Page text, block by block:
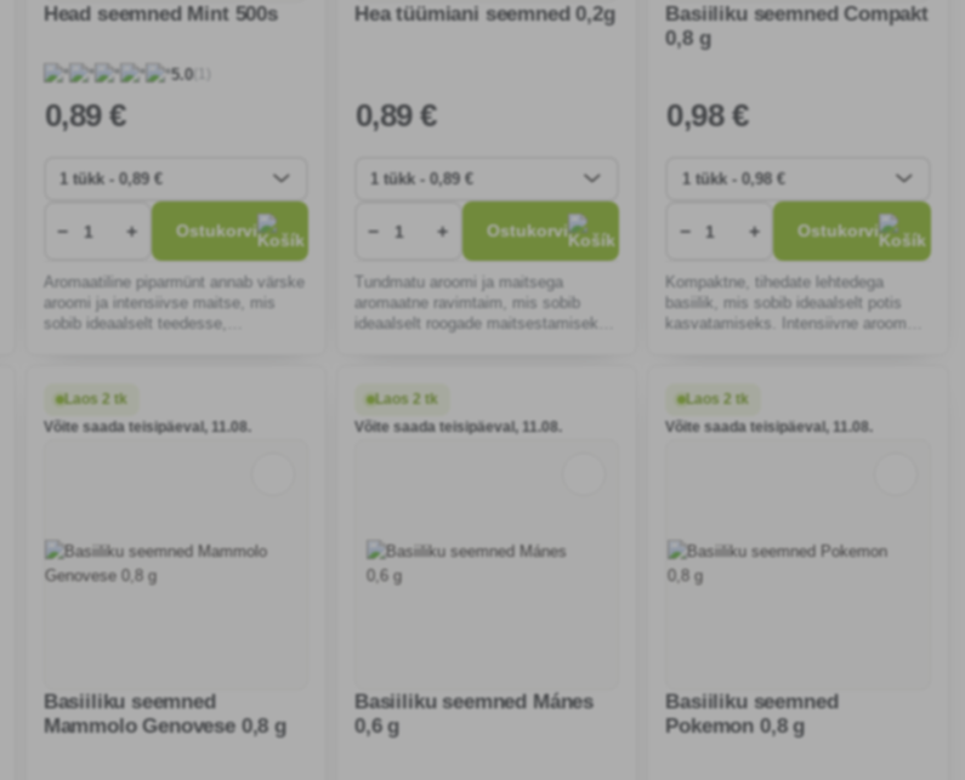
Head seemned Mint 500s
5.0(1)
0,89 €
− + Ostukorvi
Aromaatiline piparmünt annab värske
aroomi ja intensiivse maitse, mis
sobib ideaalselt teedesse,
Hea tüümiani seemned 0,2g
0,89 €
− + Ostukorvi
Tundmatu aroomi ja maitsega
aromaatne ravimtaim, mis sobib
ideaalselt roogade maitsestamiseks.
Basiiliku seemned Compakt
0,8 g
0,98 €
− + Ostukorvi
Kompaktne, tihedate lehtedega
basiilik, mis sobib ideaalselt potis
kasvatamiseks. Intensiivne aroom
Laos 2 tk
Võite saada teisipäeval, 11.08.
Basiiliku seemned
Mammolo Genovese 0,8 g
Laos 2 tk
Võite saada teisipäeval, 11.08.
Basiiliku seemned Mánes
0,6 g
Laos 2 tk
Võite saada teisipäeval, 11.08.
Basiiliku seemned
Pokemon 0,8 g